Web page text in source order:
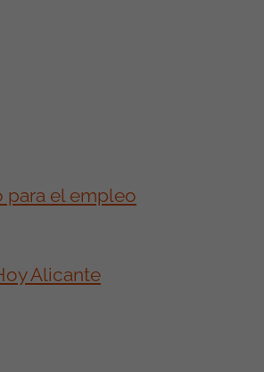
para el empleo
Alicante